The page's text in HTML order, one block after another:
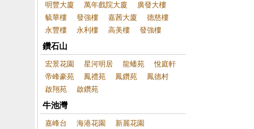
明豐大廈
萬年戲院大廈
廣發大樓
毓華樓
發強樓 嘉茜大廈
德慈樓
永豐樓
永利樓 高美樓 發強樓
鑽石山
宏景花園 星河明居 龍蟠苑
悅庭軒
帝峰豪苑
鳳禮苑 鳳鑽苑
鳳德村
啟翔苑
啟鑽苑
牛池灣
嘉峰台 海港花園
新麗花園